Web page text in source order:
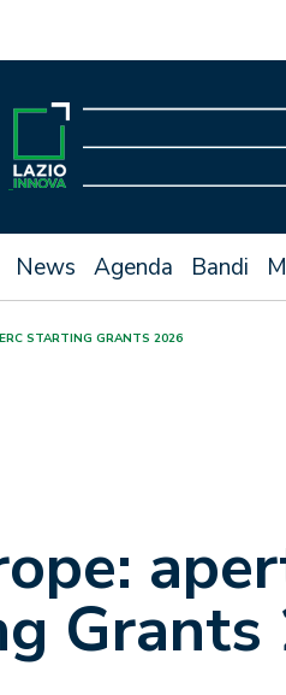
News Agenda Bandi
STARTING GRANTS 2026
Grants